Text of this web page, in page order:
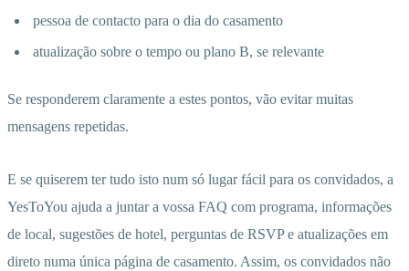
pessoa de contacto para o dia do casamento
atualização sobre o tempo ou plano B, se relevante
Se responderem claramente a estes pontos, vão evitar muitas
mensagens repetidas.
E se quiserem ter tudo isto num só lugar fácil para os convidados, a
YesToYou ajuda a juntar a vossa FAQ com programa, informações
de local, sugestões de hotel, perguntas de RSVP e atualizações em
direto numa única página de casamento. Assim, os convidados não